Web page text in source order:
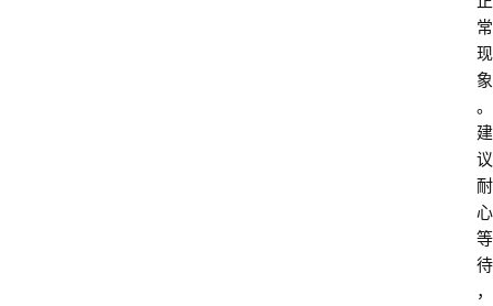
常
现
象
。
建
议
耐
心
等
待
，